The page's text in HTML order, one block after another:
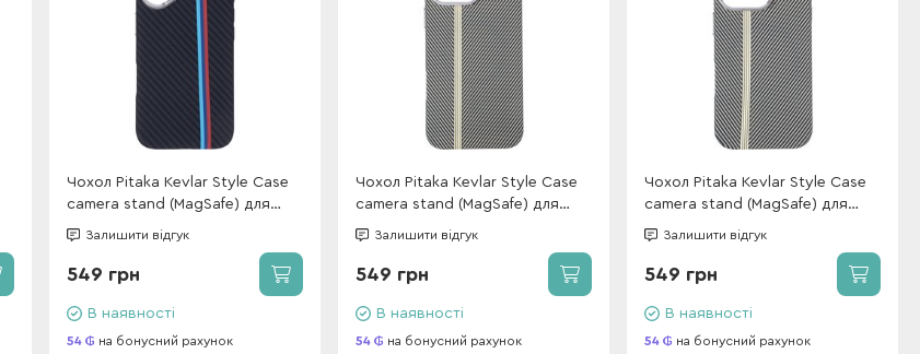
Чохол Pitaka Kevlar Style Case
camera stand (MagSafe) для
iPhone 17 Charcoal Classic
Залишити відгук
549 грн
В наявності
54 на бонусний рахунок
Чохол Pitaka Kevlar Style Case
camera stand (MagSafe) для
iPhone 16 Pro Max Desert Gold
Залишити відгук
549 грн
В наявності
54 на бонусний рахунок
Чохол Pitaka Kevlar Style Case
camera stand (MagSafe) для
iPhone 16 Pro Desert Gold (box)
Залишити відгук
549 грн
В наявності
54 на бонусний рахунок